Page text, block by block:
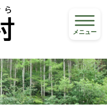
メニュー